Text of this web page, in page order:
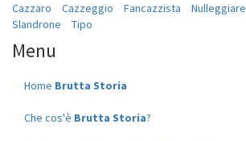
Cazzaro Cazzeggio Fancazzista Nulleggiare
Slandrone
Tipo
Menu
Home Brutta Storia
Che cos'è Brutta Storia?